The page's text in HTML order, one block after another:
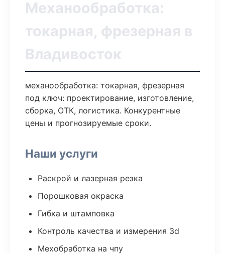
Механообработка:
токарная, фрезерная в
Владивосток
механообработка: токарная, фрезерная
под ключ: проектирование, изготовление,
сборка, ОТК, логистика. Конкурентные
цены и прогнозируемые сроки.
Наши услуги
Раскрой и лазерная резка
Порошковая окраска
Гибка и штамповка
Контроль качества и измерения 3d
Мехобработка на чпу